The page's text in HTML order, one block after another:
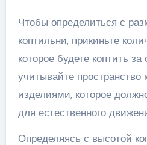
Чтобы определиться с
коптильни, прикиньте
которое будете коптить
учитывайте
изделиями, которое
для естественного
Определяясь с высотой